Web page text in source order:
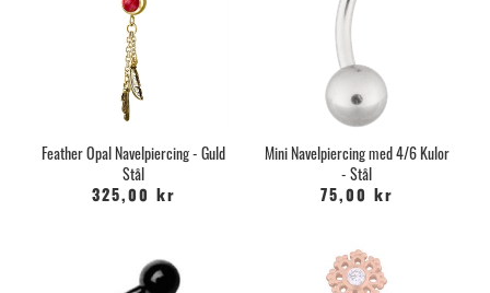
Feather Opal Navelpiercing - Guld
Stål
325,00 kr
Mini Navelpiercing med 4/6 Kulor
- Stål
75,00 kr